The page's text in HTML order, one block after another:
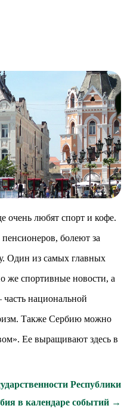
очень любят спорт и кофе.
болеют за
Один из самых главных
же спортивные новости, а
национальной
Также Сербию можно
Ее выращивают здесь в
Республики
в календаре событий →